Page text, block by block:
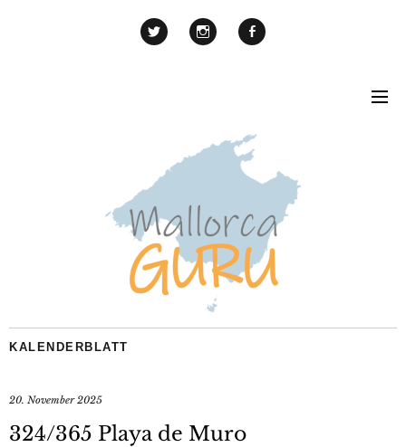
KALENDERBLATT
20. November 2025
324/365 Playa de Muro